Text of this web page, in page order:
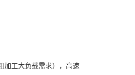
加工大负载需求），高速